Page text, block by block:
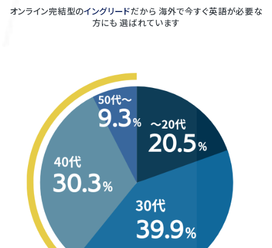
オンライン完結型のイングリードだから 海外で今すぐ英語が必要な
方にも 選ばれています